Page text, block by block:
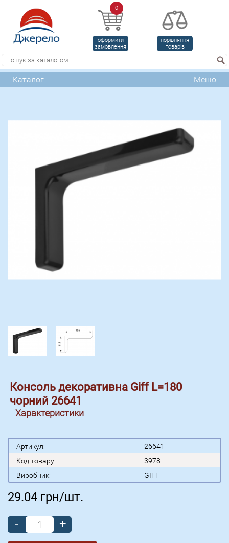
0
оформити
замовлення
порівняння
товарів
Каталог Меню
Консоль декоративна Giff L=180
чорний 26641
Характеристики
Артикул:
26641
Код товару:
3978
Виробник:
GIFF
29.04 грн/шт.
-
+